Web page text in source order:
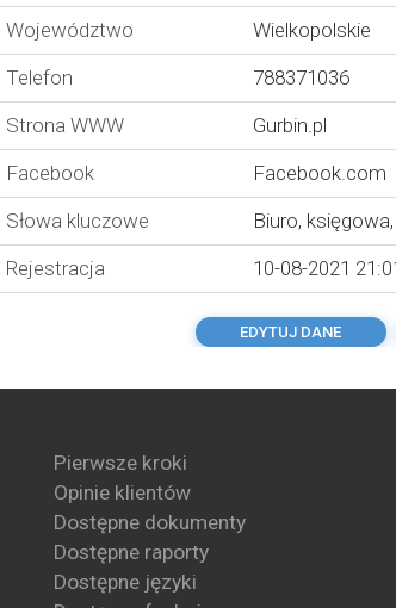
Województwo
Wielkopolskie
Telefon
788371036
Strona WWW
Gurbin.pl
Facebook
Facebook.com
Słowa kluczowe
Biuro, księgowa,
Rejestracja
10-08-2021
EDYTUJ DANE
Pierwsze kroki
Opinie klientów
Dostępne dokumenty
Dostępne raporty
Dostępne języki